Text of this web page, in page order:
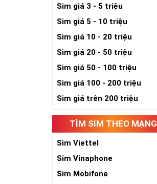
Sim giá 3 - 5 triệu
Sim giá 5 - 10 triệu
Sim giá 10 - 20 triệu
Sim giá 20 - 50 triệu
Sim giá 50 - 100 triệu
Sim giá 100 - 200 triệu
Sim giá trên 200 triệu
TÌM SIM THEO MẠNG
Sim Viettel
Sim Vinaphone
Sim Mobifone